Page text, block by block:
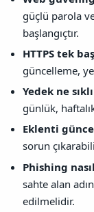
güçlü parola
başlangıçtır.
HTTPS tek
güncelleme,
Yedek ne
günlük,
Eklenti
sorun
Phishing
sahte alan
edilmelidir.